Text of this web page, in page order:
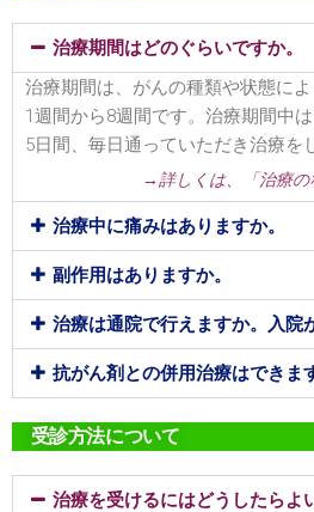
治療期間はどのぐらいですか。
治療期間は、がんの種類や状態に
1週間から8週間です。治療期間中
5日間、毎日通っていただき治療を
→詳しくは、「治療の
治療中に痛みはありますか。
副作用はありますか。
治療は通院で行えますか。入院
抗がん剤との併用治療はできま
受診方法について
治療を受けるにはどうしたらよ